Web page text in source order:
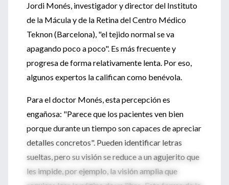
Jordi Monés, investigador y director del Instituto
de la Mácula y de la Retina del Centro Médico
Teknon (Barcelona), "el tejido normal se va
apagando poco a poco". Es más frecuente y
progresa de forma relativamente lenta. Por eso,
algunos expertos la califican como benévola.
Para el doctor Monés, esta percepción es
engañosa: "Parece que los pacientes ven bien
porque durante un tiempo son capaces de apreciar
detalles concretos". Pueden identificar letras
sueltas, pero su visión se reduce a un agujerito que
les impide, por ejemplo, la visión amplia que